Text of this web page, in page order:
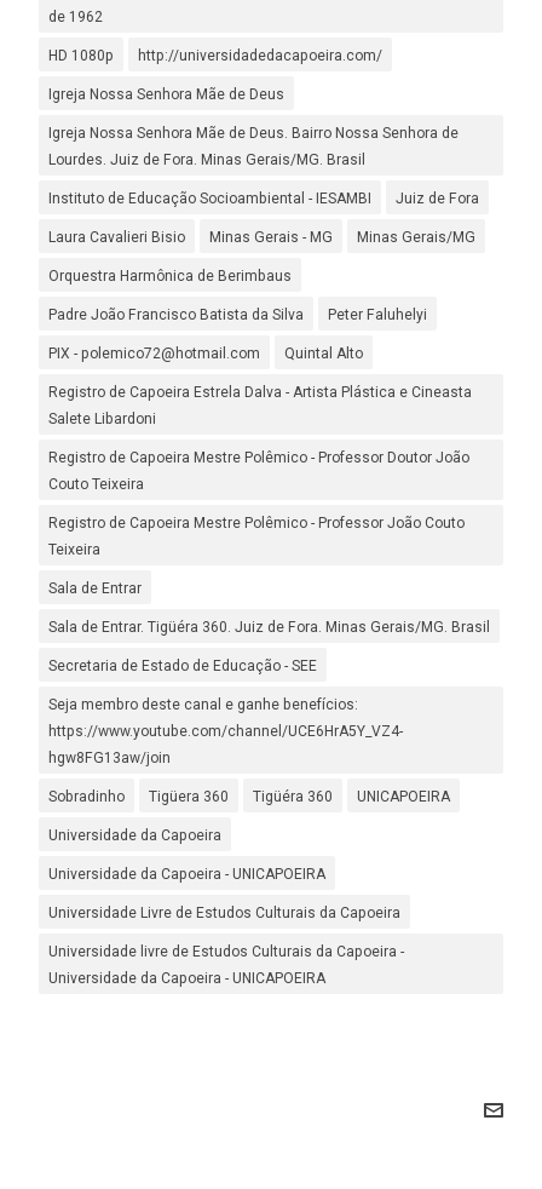
de 1962
HD 1080p http://universidadedacapoeira.com/
Igreja Nossa Senhora Mãe de Deus
Igreja Nossa Senhora Mãe de Deus. Bairro Nossa Senhora de
Lourdes. Juiz de Fora. Minas Gerais/MG. Brasil
Instituto de Educação Socioambiental - IESAMBI Juiz de Fora
Laura Cavalieri Bisio Minas Gerais - MG Minas Gerais/MG
Orquestra Harmônica de Berimbaus
Padre João Francisco Batista da Silva Peter Faluhelyi
PIX - polemico72@hotmail.com Quintal Alto
Registro de Capoeira Estrela Dalva - Artista Plástica e Cineasta
Salete Libardoni
Registro de Capoeira Mestre Polêmico - Professor Doutor João
Couto Teixeira
Registro de Capoeira Mestre Polêmico - Professor João Couto
Teixeira
Sala de Entrar
Sala de Entrar. Tigüéra 360. Juiz de Fora. Minas Gerais/MG. Brasil
Secretaria de Estado de Educação - SEE
Seja membro deste canal e ganhe benefícios:
https://www.youtube.com/channel/UCE6HrA5Y_VZ4-
hgw8FG13aw/join
Sobradinho Tigüera 360 Tigüéra 360 UNICAPOEIRA
Universidade da Capoeira
Universidade da Capoeira - UNICAPOEIRA
Universidade Livre de Estudos Culturais da Capoeira
Universidade livre de Estudos Culturais da Capoeira -
Universidade da Capoeira - UNICAPOEIRA